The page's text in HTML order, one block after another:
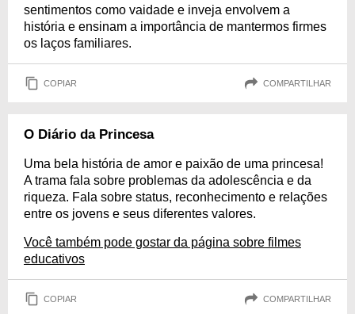
sentimentos como vaidade e inveja envolvem a
história e ensinam a importância de mantermos firmes
os laços familiares.
COPIAR COMPARTILHAR
O Diário da Princesa
Uma bela história de amor e paixão de uma princesa!
A trama fala sobre problemas da adolescência e da
riqueza. Fala sobre status, reconhecimento e relações
entre os jovens e seus diferentes valores.
Você também pode gostar da página sobre filmes
educativos
COPIAR COMPARTILHAR